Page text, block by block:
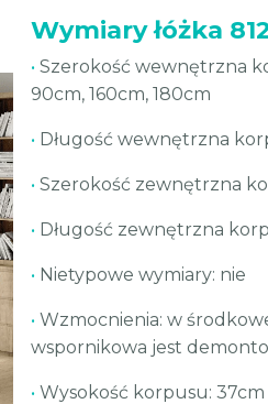
Wymiary łóżka
• Szerokość wewnętrzna
90cm, 160cm, 180cm
• Długość wewnętrzna
• Szerokość zewnętrzna
• Długość zewnętrzna
• Nietypowe wymiary: nie
• Wzmocnienia: w
wspornikowa jest
• Wysokość korpusu: 37cm